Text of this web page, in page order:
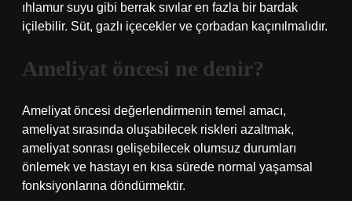
ıhlamur suyu gibi berrak sıvılar en fazla bir bardak
içilebilir. Süt, gazlı içecekler ve çorbadan kaçınılmalıdır.
Ameliyat öncesi ne denir?
Ameliyat öncesi değerlendirmenin temel amacı,
ameliyat sırasında oluşabilecek riskleri azaltmak,
ameliyat sonrası gelişebilecek olumsuz durumları
önlemek ve hastayı en kısa sürede normal yaşamsal
fonksiyonlarına döndürmektir.